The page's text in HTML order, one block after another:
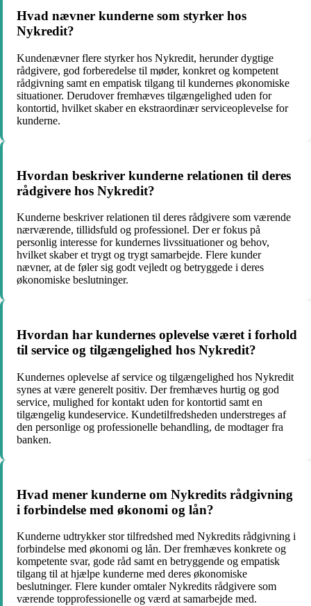
Hvad nævner kunderne som styrker hos
Nykredit?
Kundenævner flere styrker hos Nykredit, herunder dygtige
rådgivere, god forberedelse til møder, konkret og kompetent
rådgivning samt en empatisk tilgang til kundernes økonomiske
situationer. Derudover fremhæves tilgængelighed uden for
kontortid, hvilket skaber en ekstraordinær serviceoplevelse for
kunderne.
Hvordan beskriver kunderne relationen til deres
rådgivere hos Nykredit?
Kunderne beskriver relationen til deres rådgivere som værende
nærværende, tillidsfuld og professionel. Der er fokus på
personlig interesse for kundernes livssituationer og behov,
hvilket skaber et trygt og trygt samarbejde. Flere kunder
nævner, at de føler sig godt vejledt og betryggede i deres
økonomiske beslutninger.
Hvordan har kundernes oplevelse været i forhold
til service og tilgængelighed hos Nykredit?
Kundernes oplevelse af service og tilgængelighed hos Nykredit
synes at være generelt positiv. Der fremhæves hurtig og god
service, mulighed for kontakt uden for kontortid samt en
tilgængelig kundeservice. Kundetilfredsheden understreges af
den personlige og professionelle behandling, de modtager fra
banken.
Hvad mener kunderne om Nykredits rådgivning
i forbindelse med økonomi og lån?
Kunderne udtrykker stor tilfredshed med Nykredits rådgivning i
forbindelse med økonomi og lån. Der fremhæves konkrete og
kompetente svar, gode råd samt en betryggende og empatisk
tilgang til at hjælpe kunderne med deres økonomiske
beslutninger. Flere kunder omtaler Nykredits rådgivere som
værende topprofessionelle og værd at samarbejde med.